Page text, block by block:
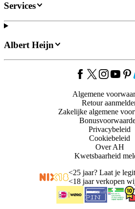
Services
Albert Heijn
Algemene
Retour
Zakelijke algemene
Privacybeleid
Cookiebeleid
Over AH
Kwetsbaarheid
<25 jaar? Laat je
<18 jaar verkopen